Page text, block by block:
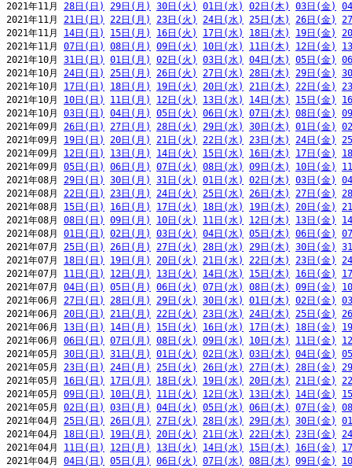
2021年11月 28日(日) 29日(月) 30日(火) 01日(水) 02日(木) 03日(金)
2021年11月 21日(日) 22日(月) 23日(火) 24日(水) 25日(木) 26日(金)
2021年11月 14日(日) 15日(月) 16日(火) 17日(水) 18日(木) 19日(金)
2021年11月 07日(日) 08日(月) 09日(火) 10日(水) 11日(木) 12日(金)
2021年10月 31日(日) 01日(月) 02日(火) 03日(水) 04日(木) 05日(金)
2021年10月 24日(日) 25日(月) 26日(火) 27日(水) 28日(木) 29日(金)
2021年10月 17日(日) 18日(月) 19日(火) 20日(水) 21日(木) 22日(金)
2021年10月 10日(日) 11日(月) 12日(火) 13日(水) 14日(木) 15日(金)
2021年10月 03日(日) 04日(月) 05日(火) 06日(水) 07日(木) 08日(金)
2021年09月 26日(日) 27日(月) 28日(火) 29日(水) 30日(木) 01日(金)
2021年09月 19日(日) 20日(月) 21日(火) 22日(水) 23日(木) 24日(金)
2021年09月 12日(日) 13日(月) 14日(火) 15日(水) 16日(木) 17日(金)
2021年09月 05日(日) 06日(月) 07日(火) 08日(水) 09日(木) 10日(金)
2021年08月 29日(日) 30日(月) 31日(火) 01日(水) 02日(木) 03日(金)
2021年08月 22日(日) 23日(月) 24日(火) 25日(水) 26日(木) 27日(金)
2021年08月 15日(日) 16日(月) 17日(火) 18日(水) 19日(木) 20日(金)
2021年08月 08日(日) 09日(月) 10日(火) 11日(水) 12日(木) 13日(金)
2021年08月 01日(日) 02日(月) 03日(火) 04日(水) 05日(木) 06日(金)
2021年07月 25日(日) 26日(月) 27日(火) 28日(水) 29日(木) 30日(金)
2021年07月 18日(日) 19日(月) 20日(火) 21日(水) 22日(木) 23日(金)
2021年07月 11日(日) 12日(月) 13日(火) 14日(水) 15日(木) 16日(金)
2021年07月 04日(日) 05日(月) 06日(火) 07日(水) 08日(木) 09日(金)
2021年06月 27日(日) 28日(月) 29日(火) 30日(水) 01日(木) 02日(金)
2021年06月 20日(日) 21日(月) 22日(火) 23日(水) 24日(木) 25日(金)
2021年06月 13日(日) 14日(月) 15日(火) 16日(水) 17日(木) 18日(金)
2021年06月 06日(日) 07日(月) 08日(火) 09日(水) 10日(木) 11日(金)
2021年05月 30日(日) 31日(月) 01日(火) 02日(水) 03日(木) 04日(金)
2021年05月 23日(日) 24日(月) 25日(火) 26日(水) 27日(木) 28日(金)
2021年05月 16日(日) 17日(月) 18日(火) 19日(水) 20日(木) 21日(金)
2021年05月 09日(日) 10日(月) 11日(火) 12日(水) 13日(木) 14日(金)
2021年05月 02日(日) 03日(月) 04日(火) 05日(水) 06日(木) 07日(金)
2021年04月 25日(日) 26日(月) 27日(火) 28日(水) 29日(木) 30日(金)
2021年04月 18日(日) 19日(月) 20日(火) 21日(水) 22日(木) 23日(金)
2021年04月 11日(日) 12日(月) 13日(火) 14日(水) 15日(木) 16日(金)
2021年04月 04日(日) 05日(月) 06日(火) 07日(水) 08日(木) 09日(金)